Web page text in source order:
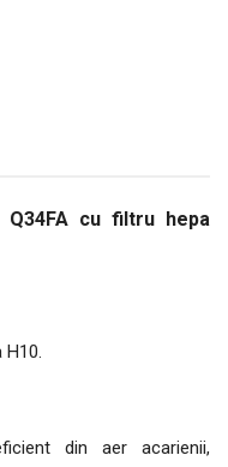
Q34FA cu filtru hepa
H10.
din aer acarienii,